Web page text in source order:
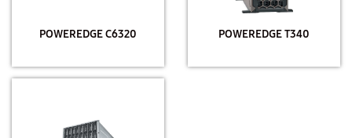
POWEREDGE C6320 POWEREDGE T340